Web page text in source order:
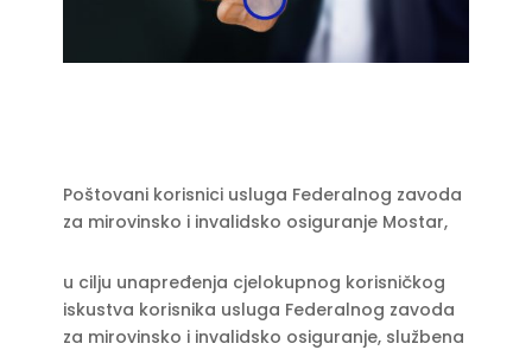
Poštovani korisnici usluga Federalnog zavoda
za mirovinsko i invalidsko osiguranje Mostar,
u cilju unapređenja cjelokupnog korisničkog
iskustva korisnika usluga Federalnog zavoda
za mirovinsko i invalidsko osiguranje, službena